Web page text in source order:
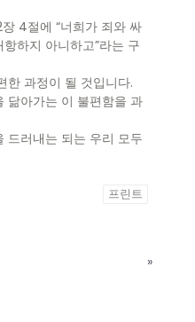
4절에 “너희가 죄와 싸
하지 아니하고”라는 구
한 과정이 될 것입니다.
닮아가는 이 불편함을 과
드러내는 되는 우리 모두
프린트
»